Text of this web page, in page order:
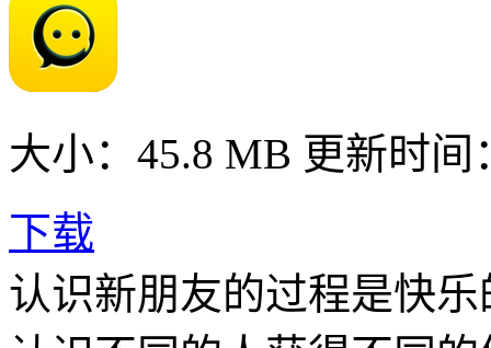
大小：45.8 MB 更新时间
下载
认识新朋友的过程是快